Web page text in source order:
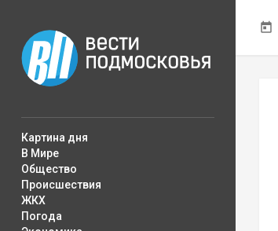
Картина дня
В Мире
Общество
Происшествия
ЖКХ
Погода